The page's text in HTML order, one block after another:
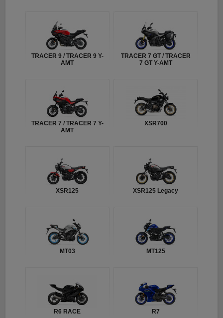
TRACER 9 / TRACER 9 Y-
AMT
TRACER 7 GT / TRACER
7 GT Y-AMT
TRACER 7 / TRACER 7 Y-
AMT
XSR700
XSR125 XSR125 Legacy
MT03 MT125
R6 RACE R7